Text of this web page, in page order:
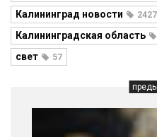
Калининград новости
Калининградская область
свет 57